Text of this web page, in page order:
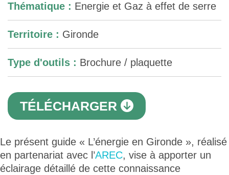
Thématique : Energie et Gaz à effet de serre
Territoire : Gironde
Type d'outils : Brochure / plaquette
TÉLÉCHARGER
Le présent guide « L’énergie en Gironde », réalisé
en partenariat avec l’AREC, vise à apporter un
éclairage détaillé de cette connaissance